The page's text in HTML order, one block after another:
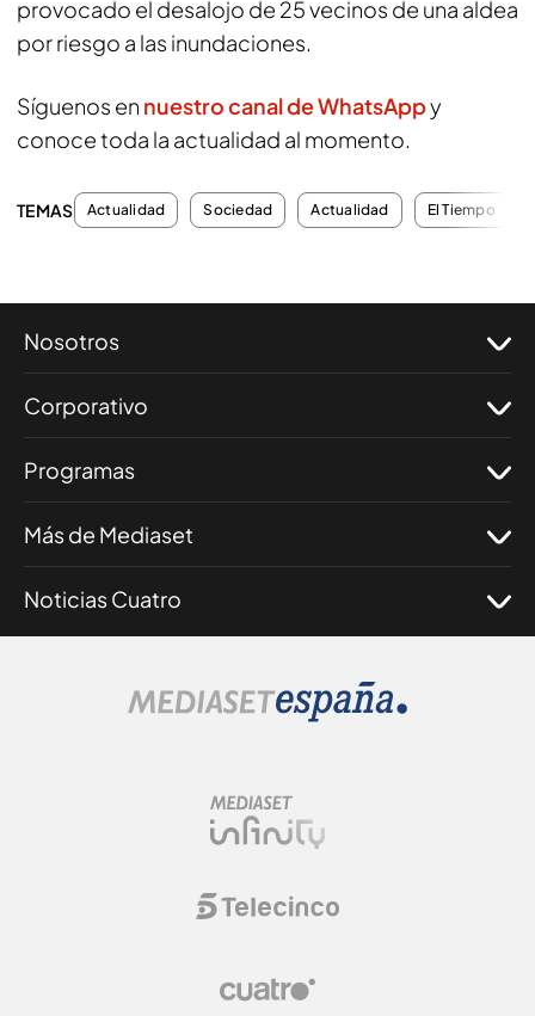
provocado el desalojo de 25 vecinos de una aldea
por riesgo a las inundaciones.
Síguenos en nuestro canal de WhatsAppy
conoce toda la actualidad al momento.
TEMAS Actualidad Sociedad Actualidad El Tiempo
Nosotros
Corporativo
Programas
Más de Mediaset
Noticias Cuatro